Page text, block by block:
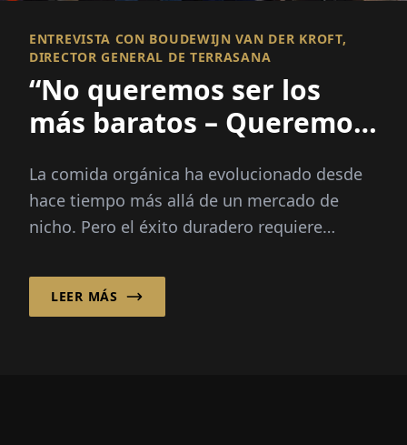
ENTREVISTA CON BOUDEWIJN VAN DER KROFT,
DIRECTOR GENERAL DE TERRASANA
“No queremos ser los
más baratos – Queremos
La comida orgánica ha evolucionado desde
hace tiempo más allá de un mercado de
nicho. Pero el éxito duradero requiere
Boudewijn van der Kroft explica...
LEER MÁS